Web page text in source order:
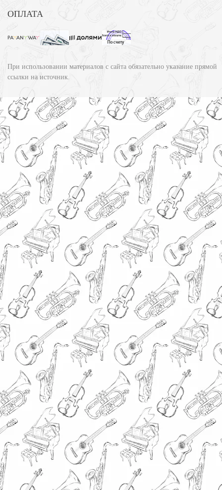
ОПЛАТА
При использовании материалов с сайта обязательно указание прямой
ссылки на источник.